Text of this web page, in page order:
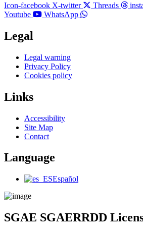
Icon-facebook X-twitter Threads
Youtube
WhatsApp
Legal
Main
Menu
Legal warning
Privacy Policy
Cookies policy
Links
Main
Menu
Accessibility
Site Map
Contact
Language
Main
Español
SGAE SGAERRDD